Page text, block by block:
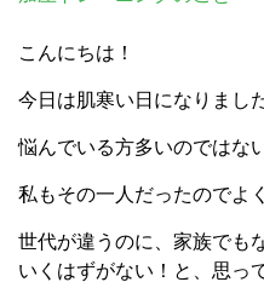
こんにちは！
今日は肌寒い日になりまし
悩んでいる方多いのではな
私もその一人だったのでよ
世代が違うのに、家族でも
いくはずがない！と、思っ